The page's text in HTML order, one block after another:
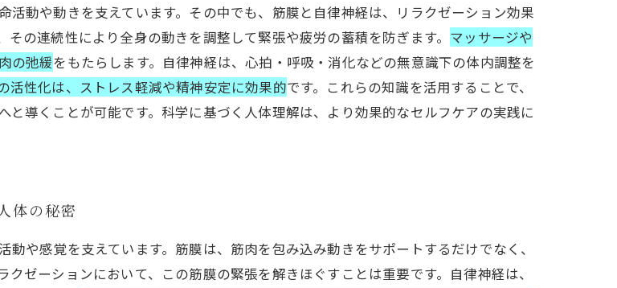
動や動きを支えています。その中でも、筋膜と自律神経は、リラクゼーション効果
の連続性により全身の動きを調整して緊張や疲労の蓄積を防ぎます。 マッサージや
の弛緩をもたらします。自律神経は、心拍・呼吸・消化などの無意識下の体内調整を
活性化は、ストレス軽減や精神安定に効果的です。これらの知識を活用することで、
導くことが可能です。科学に基づく人体理解は、より効果的なセルフケアの実践に
体の秘密
や感覚を支えています。筋膜は、筋肉を包み込み動きをサポートするだけでなく、
ゼーションにおいて、この筋膜の緊張を解きほぐすことは重要です。自律神経は、